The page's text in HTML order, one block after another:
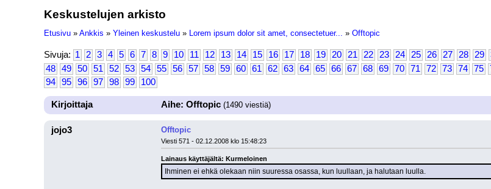
Keskustelujen arkisto
Etusivu » Ankkis » Yleinen keskustelu » Lorem ipsum dolor sit amet, consectetuer... » Offtopic
Sivuja: 1 2 3 4 5 6 7 8 9 10 11 12 13 14 15 16 17 18 19 20 21 22 23 24 25 26 27 28 29
48
49 50 51 52 53 54 55 56 57 58 59 60 61 62 63 64 65 66 67 68 69 70 71 72 73 74 75
94
95 96 97 98 99 100
Kirjoittaja Aihe: Offtopic (1490 viestiä)
jojo3 Offtopic
Viesti 571 - 02.12.2008 klo 15:48:23
Lainaus käyttäjältä: Kurmeloinen
Ihminen ei ehkä olekaan niin suuressa osassa, kun luullaan, ja halutaan luulla.